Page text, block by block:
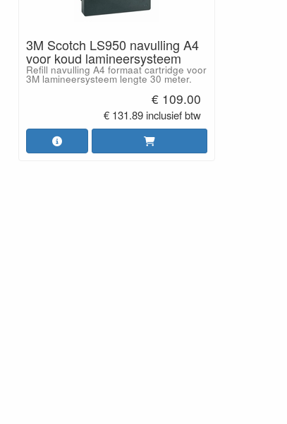
3M Scotch LS950 navulling A4
voor koud lamineersysteem
Refill navulling A4 formaat cartridge voor
3M lamineersysteem lengte 30 meter.
€ 109.00
€ 131.89 inclusief btw